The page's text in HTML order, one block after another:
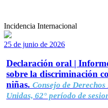
Incidencia Internacional
25 de junio de 2026
Declaración oral |
sobre la discriminación
niñas. Consejo de
Unidas, 62° período de